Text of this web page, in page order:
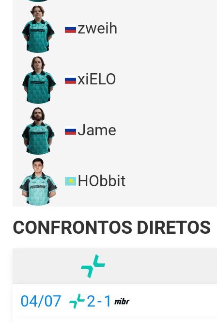
zweih
xiELO
Jame
HObbit
CONFRONTOS DIRETOS
04/07 2-1